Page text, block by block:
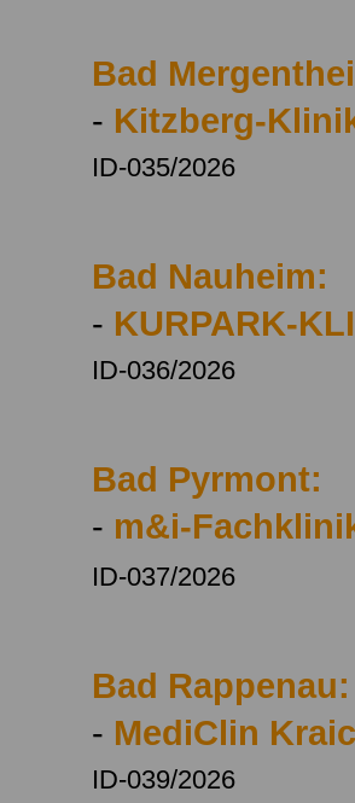
Bad
- Kitzberg-
ID-035/2026
Bad Nauheim:
- KURPARK-
ID-036/2026
Bad Pyrmont:
- m&i-
ID-037/2026
Bad Rappenau:
- MediClin
ID-039/2026